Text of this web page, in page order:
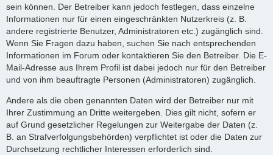
sein können. Der Betreiber kann jedoch festlegen, dass einzelne
Informationen nur für einen eingeschränkten Nutzerkreis (z. B.
andere registrierte Benutzer, Administratoren etc.) zugänglich sind.
Wenn Sie Fragen dazu haben, suchen Sie nach entsprechenden
Informationen im Forum oder kontaktieren Sie den Betreiber. Die E-
Mail-Adresse aus Ihrem Profil ist dabei jedoch nur für den Betreiber
und von ihm beauftragte Personen (Administratoren) zugänglich.
Andere als die oben genannten Daten wird der Betreiber nur mit
Ihrer Zustimmung an Dritte weitergeben. Dies gilt nicht, sofern er
auf Grund gesetzlicher Regelungen zur Weitergabe der Daten (z.
B. an Strafverfolgungsbehörden) verpflichtet ist oder die Daten zur
Durchsetzung rechtlicher Interessen erforderlich sind.